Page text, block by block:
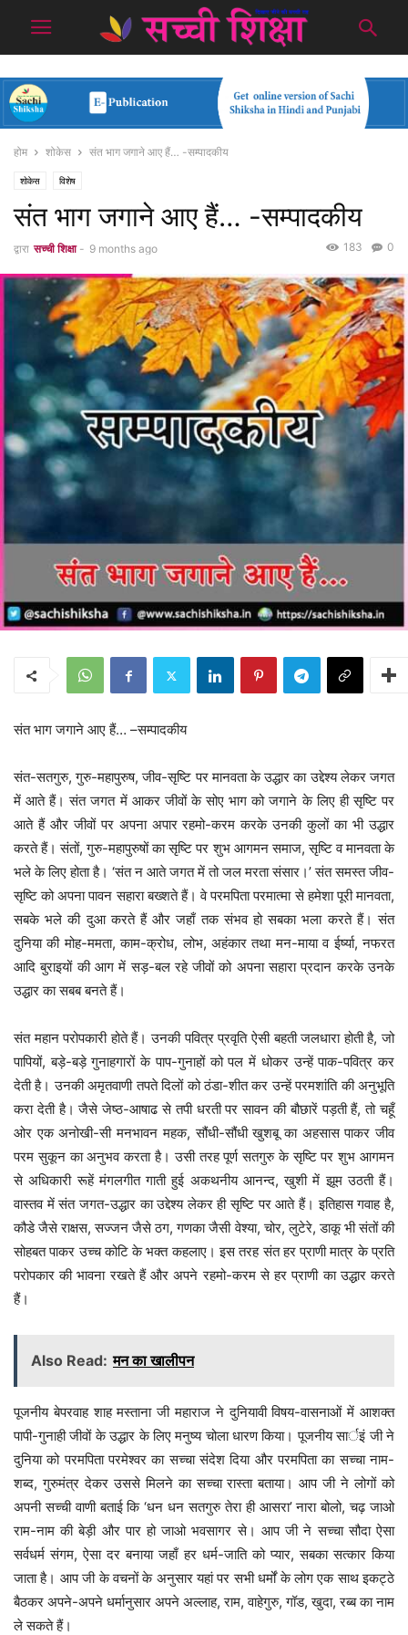
होम शोकेस संत भाग जगाने आए हैं… -सम्पादकीय
शोकेस विशेष
संत भाग जगाने आए हैं… -सम्पादकीय
द्वारा सच्ची शिक्षा - 9 months ago 0
183
संत भाग जगाने आए हैं… –सम्पादकीय
संत-सतगुरु, गुरु-महापुरुष, जीव-सृष्टि पर मानवता के उद्धार का उद्देश्य लेकर जगत
में आते हैं। संत जगत में आकर जीवों के सोए भाग को जगाने के लिए ही सृष्टि पर
आते हैं और जीवों पर अपना अपार रहमो-करम करके उनकी कुलों का भी उद्धार
करते हैं। संतों, गुरु-महापुरुषों का सृष्टि पर शुभ आगमन समाज, सृष्टि व मानवता के
भले के लिए होता है। ‘संत न आते जगत में तो जल मरता संसार।’ संत समस्त जीव-
सृष्टि को अपना पावन सहारा बख्शते हैं। वे परमपिता परमात्मा से हमेशा पूरी मानवता,
सबके भले की दुआ करते हैं और जहाँ तक संभव हो सबका भला करते हैं। संत
दुनिया की मोह-ममता, काम-क्रोध, लोभ, अहंकार तथा मन-माया व ईर्ष्या, नफरत
आदि बुराइयों की आग में सड़-बल रहे जीवों को अपना सहारा प्रदान करके उनके
उद्धार का सबब बनते हैं।
संत महान परोपकारी होते हैं। उनकी पवित्र प्रवृति ऐसी बहती जलधारा होती है, जो
पापियों, बड़े-बड़े गुनाहगारों के पाप-गुनाहों को पल में धोकर उन्हें पाक-पवित्र कर
देती है। उनकी अमृतवाणी तपते दिलों को ठंडा-शीत कर उन्हें परमशांति की अनुभूति
करा देती है। जैसे जेष्ठ-आषाढ से तपी धरती पर सावन की बौछारें पड़ती हैं, तो चहूँ
ओर एक अनोखी-सी मनभावन महक, सौंधी-सौंधी खुशबू का अहसास पाकर जीव
परम सुकून का अनुभव करता है। उसी तरह पूर्ण सतगुरु के सृष्टि पर शुभ आगमन
से अधिकारी रूहें मंगलगीत गाती हुई अकथनीय आनन्द, खुशी में झूम उठती हैं।
वास्तव में संत जगत-उद्धार का उद्देश्य लेकर ही सृष्टि पर आते हैं। इतिहास गवाह है,
कौडे जैसे राक्षस, सज्जन जैसे ठग, गणका जैसी वेश्या, चोर, लुटेरे, डाकू भी संतों की
सोहबत पाकर उच्च कोटि के भक्त कहलाए। इस तरह संत हर प्राणी मात्र के प्रति
परोपकार की भावना रखते हैं और अपने रहमो-करम से हर प्राणी का उद्धार करते
हैं।
Also Read: मन का खालीपन
पूजनीय बेपरवाह शाह मस्ताना जी महाराज ने दुनियावी विषय-वासनाओं में आशक्त
पापी-गुनाही जीवों के उद्धार के लिए मनुष्य चोला धारण किया। पूजनीय सार्इं जी ने
दुनिया को परमपिता परमेश्वर का सच्चा संदेश दिया और परमपिता का सच्चा नाम-
शब्द, गुरुमंत्र देकर उससे मिलने का सच्चा रास्ता बताया। आप जी ने लोगों को
अपनी सच्ची वाणी बताई कि ‘धन धन सतगुरु तेरा ही आसरा’ नारा बोलो, चढ़ जाओ
राम-नाम की बेड़ी और पार हो जाओ भवसागर से। आप जी ने सच्चा सौदा ऐसा
सर्वधर्म संगम, ऐसा दर बनाया जहाँ हर धर्म-जाति को प्यार, सबका सत्कार किया
जाता है। आप जी के वचनों के अनुसार यहां पर सभी धर्मों के लोग एक साथ इकट्ठे
बैठकर अपने-अपने धर्मानुसार अपने अल्लाह, राम, वाहेगुरु, गॉड, खुदा, रब्ब का नाम
ले सकते हैं।